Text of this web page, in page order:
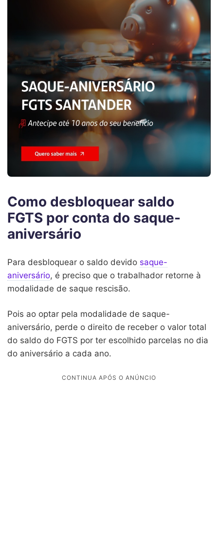
Como desbloquear saldo
FGTS por conta do saque-
aniversário
Para desbloquear o saldo devido saque-
aniversário, é preciso que o trabalhador retorne à
modalidade de saque rescisão.
Pois ao optar pela modalidade de saque-
aniversário, perde o direito de receber o valor total
do saldo do FGTS por ter escolhido parcelas no dia
do aniversário a cada ano.